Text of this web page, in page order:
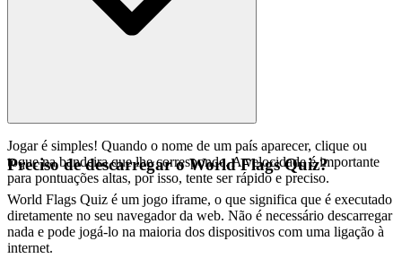
Jogar é simples! Quando o nome de um país aparecer, clique ou
toque na bandeira que lhe corresponde. A velocidade é importante
para pontuações altas, por isso, tente ser rápido e preciso.
Preciso de descarregar o World Flags Quiz?
World Flags Quiz é um jogo iframe, o que significa que é executado
diretamente no seu navegador da web. Não é necessário descarregar
nada e pode jogá-lo na maioria dos dispositivos com uma ligação à
internet.